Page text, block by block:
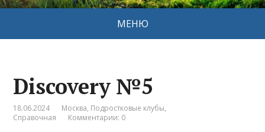
МЕНЮ
Discovery №5
18.06.2024 Москва, Подростковые клубы,
Справочная
Комментарии: 0